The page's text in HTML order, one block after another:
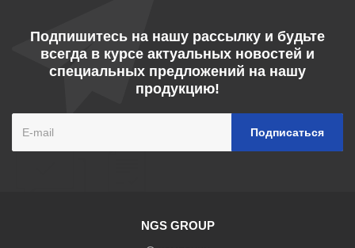
Подпишитесь на нашу рассылку и будьте
всегда в курсе актуальных новостей и
специальных предложений на нашу
продукцию!
NGS GROUP